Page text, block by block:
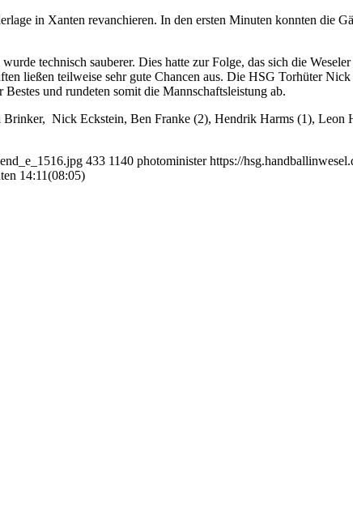
in Xanten revanchieren. In den ersten Minuten konnten die
technisch sauberer. Dies hatte zur Folge, das sich die
ließen teilweise sehr gute Chancen aus. Die HSG Torhüter
und rundeten somit die Mannschaftsleistung ab.
Nick Eckstein, Ben Franke (2), Hendrik Harms (1), Leon
433 1140 photominister https://
14:11(08:05)